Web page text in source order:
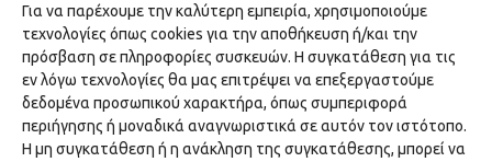
Για να παρέχουμε την καλύτερη εμπειρία, χρησιμοποιούμε
τεχνολογίες όπως cookies για την αποθήκευση ή/και την
πρόσβαση σε πληροφορίες συσκευών. Η συγκατάθεση για τις
εν λόγω τεχνολογίες θα μας επιτρέψει να επεξεργαστούμε
δεδομένα προσωπικού χαρακτήρα, όπως συμπεριφορά
περιήγησης ή μοναδικά αναγνωριστικά σε αυτόν τον ιστότοπο.
Η μη συγκατάθεση ή η ανάκληση της συγκατάθεσης, μπορεί να
Hack the Match: Γνωρίζοντας τα Αμερικανικά
Αθλήματα! Δημιουργώντας το Δικό σου
Game Story!
22/04/2026
Ξάνθη – Πόλις Ονείρων Μουσικών Σχολείων